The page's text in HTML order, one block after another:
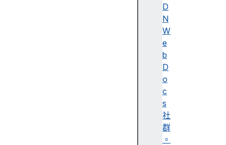
D
N
W
e
b
D
o
c
s
社
群
。